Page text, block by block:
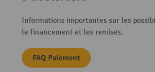
Informations importantes sur les
le financement et les remises.
FAQ Paiement